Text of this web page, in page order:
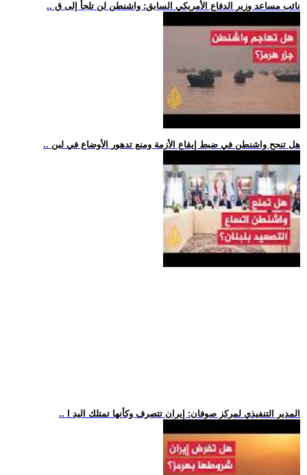
.. نائب مساعد وزير الدفاع الأمريكي السابق: واشنطن لن تلجأ إلى ق
.. هل تنجح واشنطن في ضبط إيقاع الأزمة ومنع تدهور الأوضاع في لبن
.. المدير التنفيذي لمركز صوفان: إيران تتصرف وكأنها تمتلك اليد ا